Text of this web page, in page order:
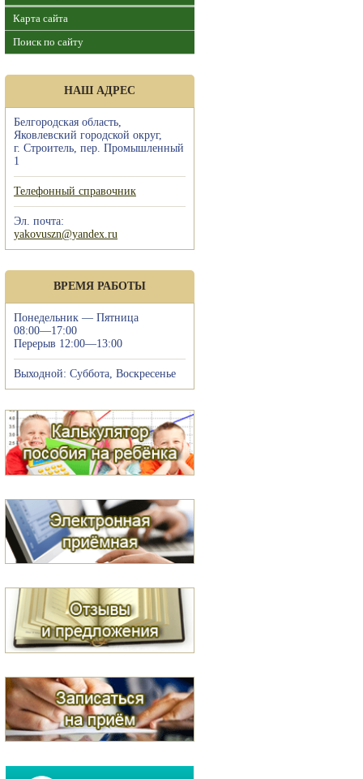
Карта сайта
Поиск по сайту
НАШ АДРЕС
Белгородская область,
Яковлевский городской округ,
г. Строитель, пер. Промышленный
1
Телефонный справочник
Эл. почта:
yakovuszn@yandex.ru
ВРЕМЯ РАБОТЫ
Понедельник — Пятница
08:00—17:00
Перерыв 12:00—13:00
Выходной: Суббота, Воскресенье